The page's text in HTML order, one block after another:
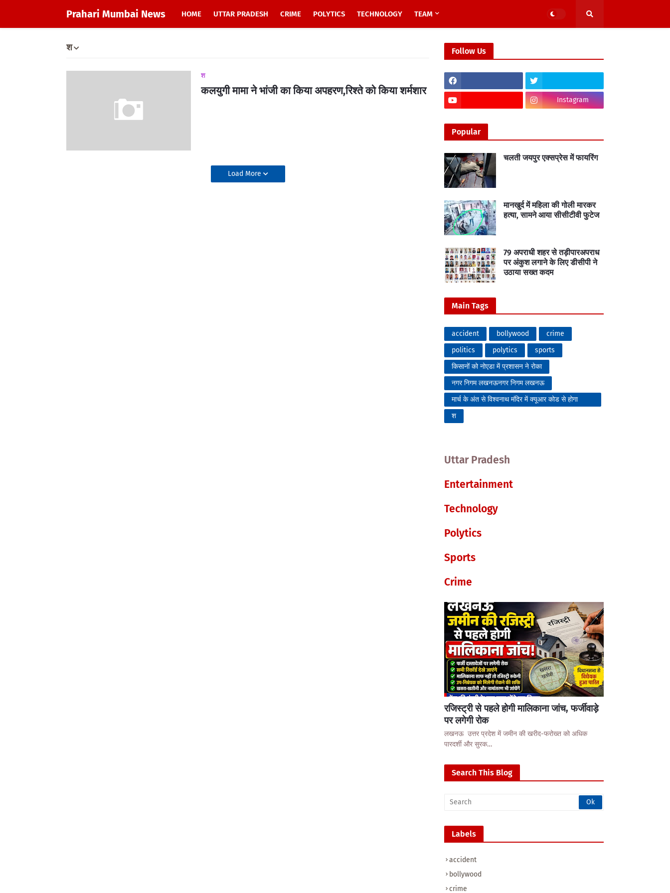
Prahari Mumbai News HOME UTTAR PRADESH CRIME POLYTICS TECHNOLOGY TEAM
श
श
कलयुगी मामा ने भांजी का किया अपहरण,रिश्ते को किया शर्मशार
Load More
Follow Us
Instagram
Popular
चलती जयपुर एक्सप्रेस में फायरिंग
मानखुर्द में महिला की गोली मारकर
हत्या, सामने आया सीसीटीवी फुटेज
79 अपराधी शहर से तड़ीपारअपराध
पर अंकुश लगाने के लिए डीसीपी ने
उठाया सख्त कदम
Main Tags
accident bollywood
crime
politics
polytics
sports
किसानों को नोएडा में प्रशासन ने रोका
नगर निगम लखनऊनगर निगम लखनऊ
मार्च के अंत से विश्वनाथ मंदिर में क्यूआर कोड से होगा
प्रवेश
श
Uttar Pradesh
Entertainment
Technology
Polytics
Sports
Crime
रजिस्ट्री से पहले होगी मालिकाना जांच, फर्जीवाड़े
पर लगेगी रोक
लखनऊ उत्तर प्रदेश में जमीन की खरीद-फरोख्त को अधिक
पारदर्शी और सुरक…
Search This Blog
Labels
accident
bollywood
crime